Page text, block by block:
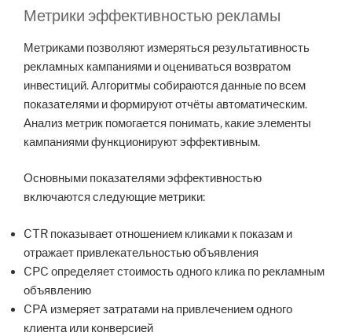
Метрики эффективностью рекламы
Метриками позволяют измеряться результативность
рекламных кампаниями и оцениваться возвратом
инвестиций. Алгоритмы собираются данные по всем
показателями и формируют отчёты автоматическим.
Анализ метрик помогается понимать, какие элементы
кампаниями функционируют эффективным.
Основными показателями эффективностью
включаются следующие метрики:
CTR показывает отношением кликами к показам и
отражает привлекательностью объявления
CPC определяет стоимость одного клика по рекламным
объявлению
CPA измеряет затратами на привлечением одного
клиента или конверсией